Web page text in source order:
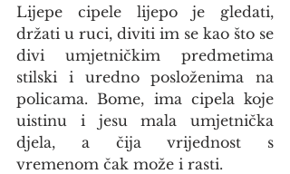
Lijepe cipele lijepo je gledati,
držati u ruci, diviti im se kao što se
divi umjetničkim predmetima
stilski i uredno posloženima na
policama. Bome, ima cipela koje
uistinu i jesu mala umjetnička
djela, a čija vrijednost s
vremenom čak može i rasti.